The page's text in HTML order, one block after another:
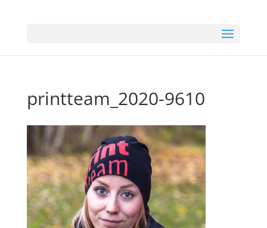
printteam_2020-9610